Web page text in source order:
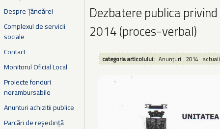
Despre Țăndărei
Complexul de servicii
sociale
Contact
Monitorul Oficial Local
Proiecte fonduri
nerambursabile
Anunturi achizitii publice
Parcări de reședință
Dezbatere publica
2014 (proces-verbal)
categoria articolului: Anunțuri 2014